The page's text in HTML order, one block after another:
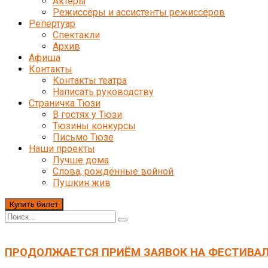
Режиссёры и ассистенты режиссёров
Репертуар
Спектакли
Архив
Афиша
Контакты
Контакты театра
Написать руководству
Страничка Тюзи
В гостях у Тюзи
Тюзины конкурсы
Письмо Тюзе
Наши проекты
Лучше дома
Слова, рождённые войной
Пушкин жив
Купить билет
ПРОДОЛЖАЕТСЯ ПРИЁМ ЗАЯВОК НА